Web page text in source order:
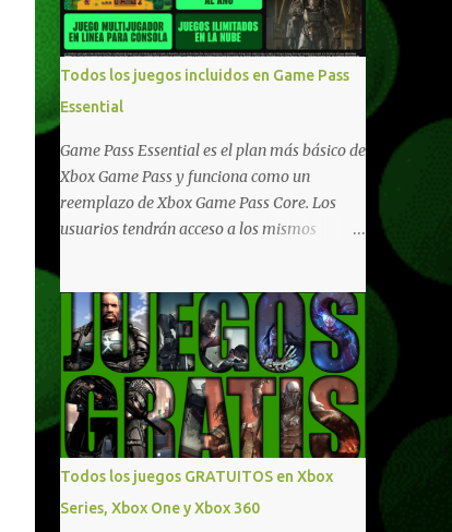
compartido en Windows PC y Xbox, y
tenemos un listado de juegos compatibles
por acá . ¿Aún necesitas una mano con las
compras? Tenemos un tutorial extenso o en
vídeo para que se quiten todas las dudas
generales de cómo hacer compras en Xbox .
Podes consultar un listado más completo de
promociones desde xbox.com. El post puede
tener actualizaciones regulares o cambios
Ofertas - Chile Ofertas - Colombia Ofertas
- México Ofertas - Estados Unidos Ofertas -
España Todas las ofertas de Xbox One
también aplican a Xbox Series, a excepción
de los jue...
Todos los juegos incluidos en Game Pass
Essential
Game Pass Essential es el plan más básico de
Xbox Game Pass y funciona como un
reemplazo de Xbox Game Pass Core. Los
usuarios tendrán acceso a los mismos
conocían, así como también otras ventajas
adicionales que fueron anunciados
recientemente. Essential incluirá como
novedades una serie de ventajas para
diferentes juegos free to play que están en
Xbox y PC, que van desde skins, desbloqueo
de personajes, paquetes de armas hasta
emotes, monedas virtuales y más para
diferentes títulos. Todas estas ventajas se
pueden reclamar desde la sección de Game
Todos los juegos GRATUITOS en Xbox
Series, Xbox One y Xbox 360